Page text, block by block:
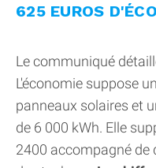
625 EUROS
Le communiqué
L'économie suppose
panneaux solaires et
de 6 000 kWh. Elle
2400 accompagné de